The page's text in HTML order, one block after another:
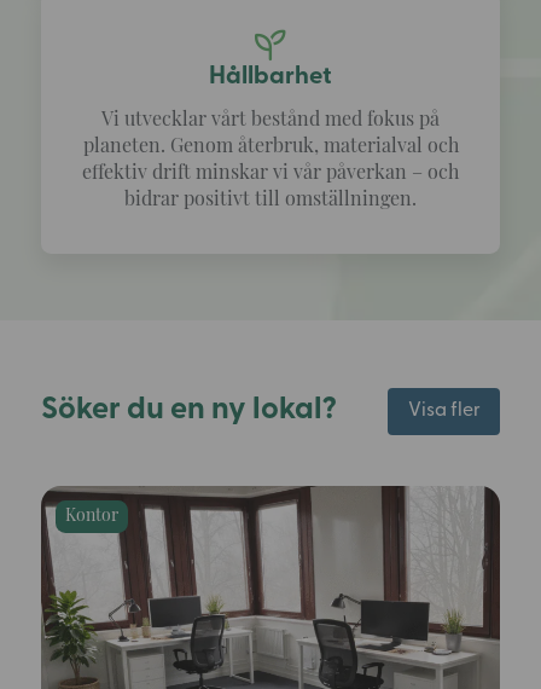
Hållbarhet
Vi utvecklar vårt bestånd med fokus på
planeten. Genom återbruk, materialval och
effektiv drift minskar vi vår påverkan – och
bidrar positivt till omställningen.
Söker du en ny lokal? Visa fler
Kontor